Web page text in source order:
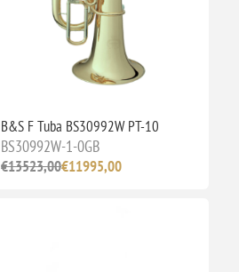
B&S F Tuba BS30992W PT-10
BS30992W-1-0GB
€13523,00€11995,00